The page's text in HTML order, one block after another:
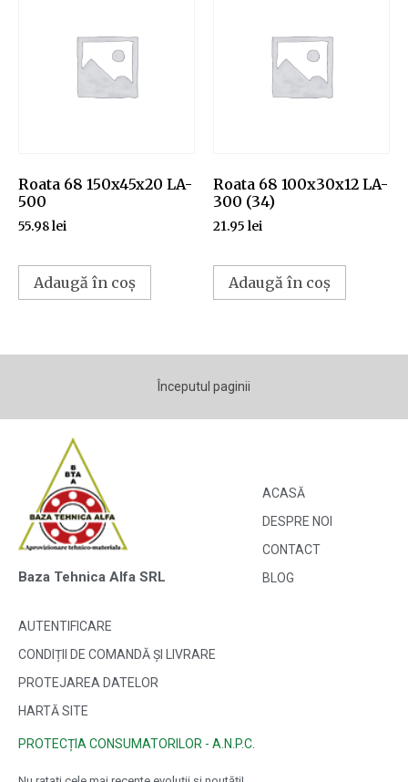
Roata 68 150x45x20 LA-
500
55.98lei
Adaugă în coș
Roata 68 100x30x12 LA-
300 (34)
21.95 lei
Adaugă în coș
Începutul paginii
Baza Tehnica Alfa SRL
ACASĂ
DESPRE NOI
CONTACT
BLOG
AUTENTIFICARE
CONDIȚII DE COMANDĂ ȘI LIVRARE
PROTEJAREA DATELOR
HARTĂ SITE
PROTECȚIA CONSUMATORILOR - A.N.P.C.